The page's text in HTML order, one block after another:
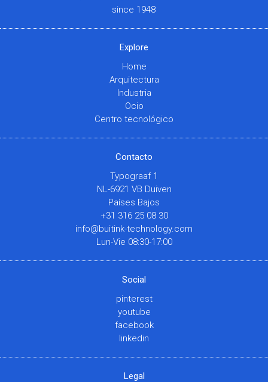
since 1948
Explore
Home
Arquitectura
Industria
Ocio
Centro tecnológico
Contacto
Typograaf 1
NL-6921 VB Duiven
Países Bajos
+31 316 25 08 30
info@buitink-technology.com
Lun-Vie 08:30-17:00
Social
pinterest
youtube
facebook
linkedin
Legal